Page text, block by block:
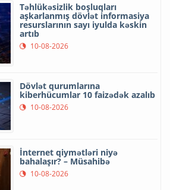
Təhlükəsizlik boşluqları
aşkarlanmış dövlət informasiya
resurslarının sayı iyulda kəskin
artıb
10-08-2026
Dövlət qurumlarına
kiberhücumlar 10 faizədək azalıb
10-08-2026
İnternet qiymətləri niyə
bahalaşır? – Müsahibə
10-08-2026